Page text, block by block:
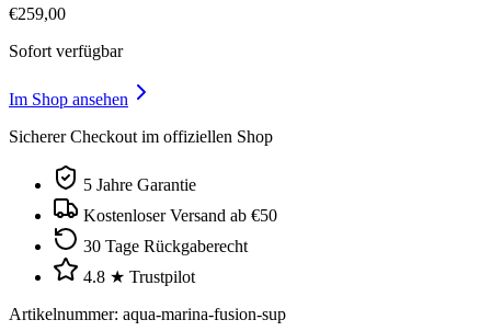
€259,00
Sofort verfügbar
Im Shop ansehen
Sicherer Checkout im offiziellen Shop
5 Jahre Garantie
Kostenloser Versand ab €50
30 Tage Rückgaberecht
4.8 ★ Trustpilot
Artikelnummer: aqua-marina-fusion-sup